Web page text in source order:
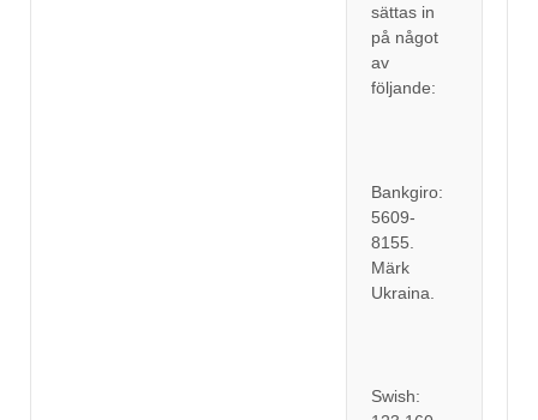
sättas in
på något
av
följande:
Bankgiro:
5609-
8155.
Märk
Ukraina.
Swish: